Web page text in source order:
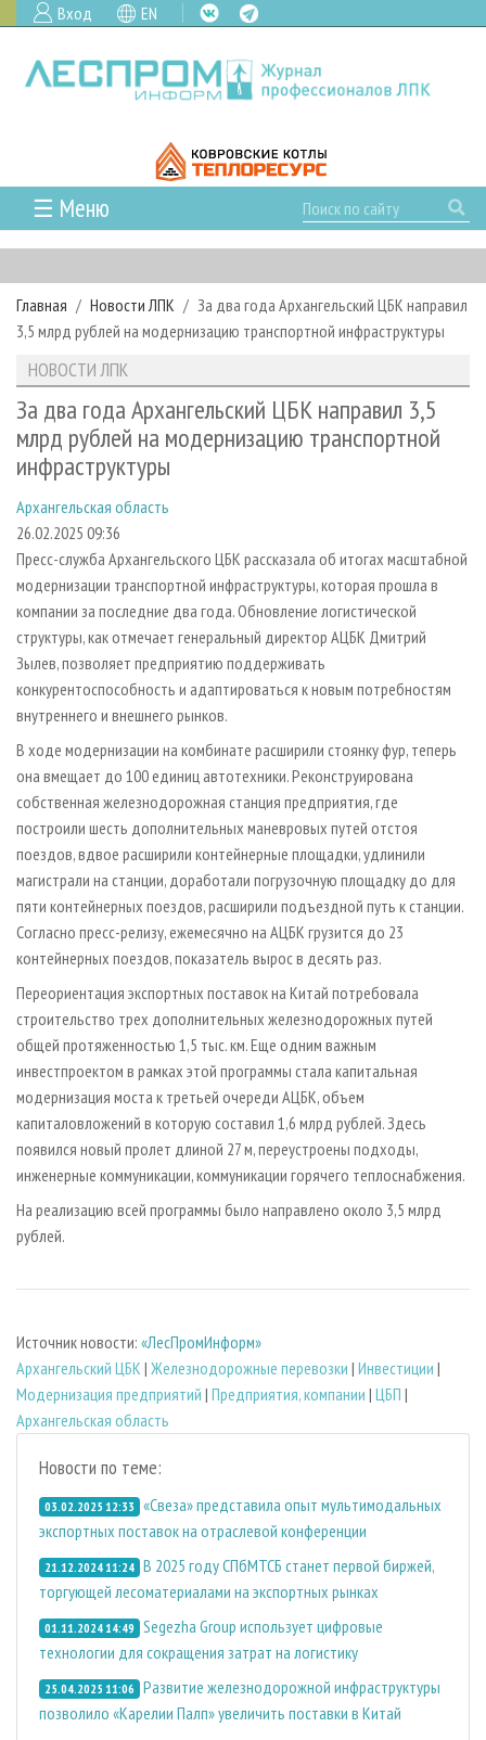
Вход EN
☰ Меню
ГЛАВНАЯ
РУБРИКИ И ТЕМЫ
РУБРИКИ ЖУРНАЛА
ЛЕСОЗАГОТОВКА
ЛЕСОПИЛЕНИЕ
ДЕРЕВООБРАБОТКА
СУШКА ДРЕВЕСИНЫ
ПРОИЗВОДСТВО ДРЕВЕСНЫХ ПЛИТ
ДЕРЕВЯННОЕ ДОМОСТРОЕНИЕ
ПРОИЗВОДСТВО МЕБЕЛИ
БИОЭНЕРГЕТИКА
ЦБП
ИНСТРУМЕНТ И МАТЕРИАЛЫ
НОВОСТИ
НОВОСТИ ЛПК
НОВОСТИ ЖУРНАЛА
НОВОСТИ КОМПАНИЙ
ПРОЕКТЫ ЛПИ
АНАЛИТИКА
ПРЕДПРИЯТИЯ ЛПК
ЛЕСНЫЕ РЕГИОНЫ РОССИИ
ПЕРСОНЫ
МОБИЛЬНЫЕ ВЫСТАВКИ
ОФИЦИАЛЬНЫЕ ДЕЛЕГАЦИИ
ПРИОРИТЕТНЫЕ ИНВЕСТПРОЕКТЫ
RUSSIAN FORESTRY REVIEW
ГАЗЕТА ЛЕСПРОМФОРУМ
БИБЛИОТЕКА СПЕЦИАЛИСТА
АРХИВ ЖУРНАЛОВ
СТАТЬИ
О ЖУРНАЛЕ
ПОДПИСКА
КОНТАКТЫ
РЕКЛАМОДАТЕЛЯМ
РЕКЛАМА
РЕКЛАМА НА САЙТЕ
Главная Новости ЛПК
За два года Архангельский ЦБК направил
3,5 млрд рублей на модернизацию транспортной инфраструктуры
НОВОСТИ ЛПК
За два года Архангельский ЦБК направил 3,5
млрд рублей на модернизацию транспортной
инфраструктуры
Архангельская область
26.02.2025 09:36
Пресс-служба Архангельского ЦБК рассказала об итогах масштабной
модернизации транспортной инфраструктуры, которая прошла в
компании за последние два года. Обновление логистической
структуры, как отмечает генеральный директор АЦБК Дмитрий
Зылев, позволяет предприятию поддерживать
конкурентоспособность и адаптироваться к новым потребностям
внутреннего и внешнего рынков.
В ходе модернизации на комбинате расширили стоянку фур, теперь
она вмещает до 100 единиц автотехники. Реконструирована
собственная железнодорожная станция предприятия, где
построили шесть дополнительных маневровых путей отстоя
поездов, вдвое расширили контейнерные площадки, удлинили
магистрали на станции, доработали погрузочную площадку до для
пяти контейнерных поездов, расширили подъездной путь к станции.
Согласно пресс-релизу, ежемесячно на АЦБК грузится до 23
контейнерных поездов, показатель вырос в десять раз.
Переориентация экспортных поставок на Китай потребовала
строительство трех дополнительных железнодорожных путей
общей протяженностью 1,5 тыс. км. Еще одним важным
инвестпроектом в рамках этой программы стала капитальная
модернизация моста к третьей очереди АЦБК, объем
капиталовложений в которую составил 1,6 млрд рублей. Здесь
появился новый пролет длиной 27 м, переустроены подходы,
инженерные коммуникации, коммуникации горячего теплоснабжения.
На реализацию всей программы было направлено около 3,5 млрд
рублей.
Источник новости: «ЛесПромИнформ»
Архангельский ЦБК | Железнодорожные перевозки | Инвестиции |
Модернизация предприятий | Предприятия, компании | ЦБП |
Архангельская область
Новости по теме:
03.02.2025 12:33 «Свеза» представила опыт мультимодальных
экспортных поставок на отраслевой конференции
21.12.2024 11:24 В 2025 году СПбМТСБ станет первой биржей,
торгующей лесоматериалами на экспортных рынках
01.11.2024 14:49 Segezha Group использует цифровые
технологии для сокращения затрат на логистику
25.04.2025 11:06 Развитие железнодорожной инфраструктуры
позволило «Карелии Палп» увеличить поставки в Китай